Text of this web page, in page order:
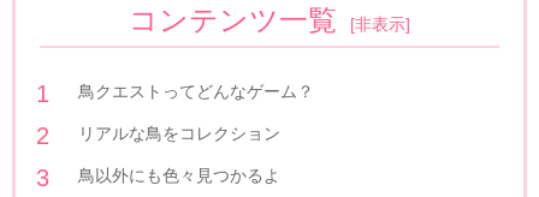
コンテンツ一覧 [非表示]
鳥クエストってどんなゲーム？
リアルな鳥をコレクション
鳥以外にも色々見つかるよ